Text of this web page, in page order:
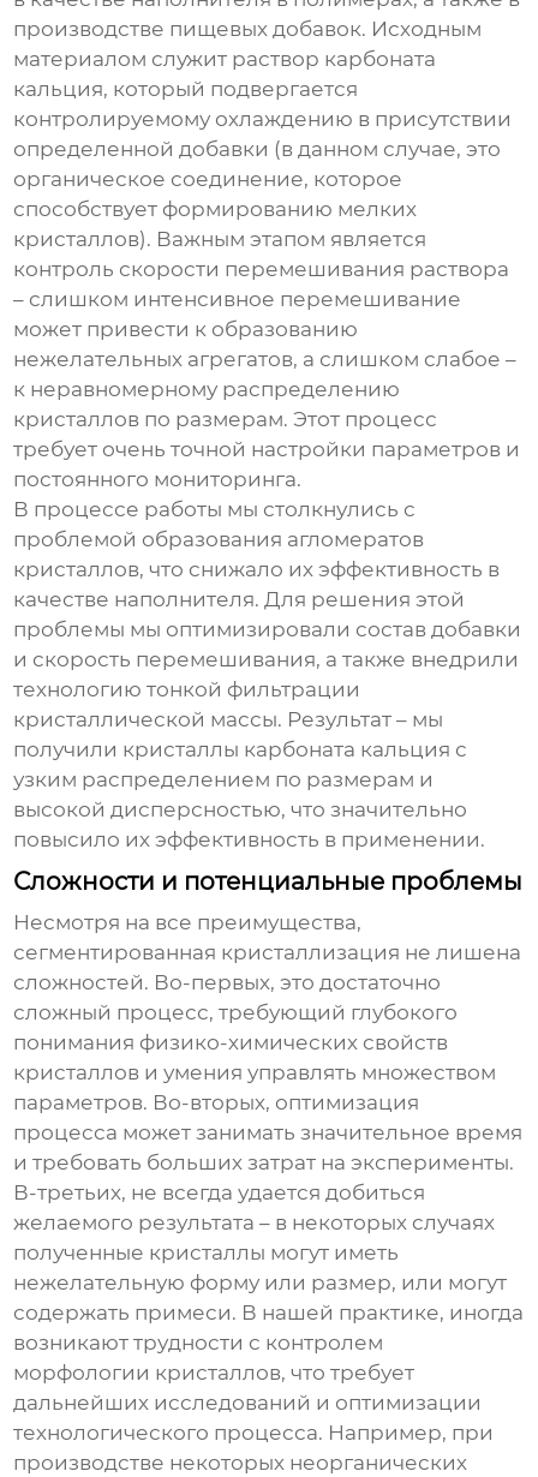
производстве пищевых добавок. Исходным
материалом служит раствор карбоната
кальция, который подвергается
контролируемому охлаждению в присутствии
определенной добавки (в данном случае, это
органическое соединение, которое
способствует формированию мелких
кристаллов). Важным этапом является
контроль скорости перемешивания раствора
– слишком интенсивное перемешивание
может привести к образованию
нежелательных агрегатов, а слишком слабое –
к неравномерному распределению
кристаллов по размерам. Этот процесс
требует очень точной настройки параметров и
постоянного мониторинга.
В процессе работы мы столкнулись с
проблемой образования агломератов
кристаллов, что снижало их эффективность в
качестве наполнителя. Для решения этой
проблемы мы оптимизировали состав добавки
и скорость перемешивания, а также внедрили
технологию тонкой фильтрации
кристаллической массы. Результат – мы
получили кристаллы карбоната кальция с
узким распределением по размерам и
высокой дисперсностью, что значительно
повысило их эффективность в применении.
Сложности и потенциальные проблемы
Несмотря на все преимущества,
сегментированная кристаллизация не лишена
сложностей. Во-первых, это достаточно
сложный процесс, требующий глубокого
понимания физико-химических свойств
кристаллов и умения управлять множеством
параметров. Во-вторых, оптимизация
процесса может занимать значительное время
и требовать больших затрат на эксперименты.
В-третьих, не всегда удается добиться
желаемого результата – в некоторых случаях
полученные кристаллы могут иметь
нежелательную форму или размер, или могут
содержать примеси. В нашей практике, иногда
возникают трудности с контролем
морфологии кристаллов, что требует
дальнейших исследований и оптимизации
технологического процесса. Например, при
производстве некоторых неорганических